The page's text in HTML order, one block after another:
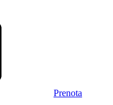
Prenota